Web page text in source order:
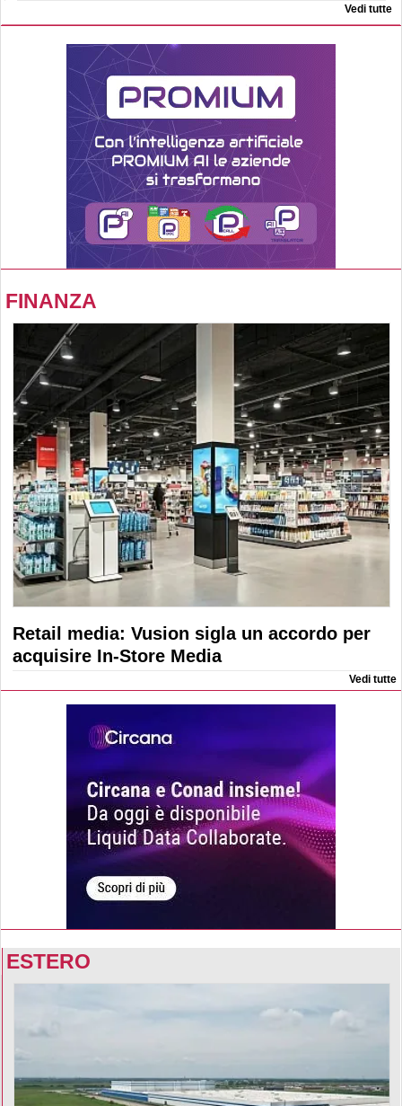
Vedi tutte
FINANZA
Retail media: Vusion sigla un accordo per
acquisire In-Store Media
Vedi tutte
ESTERO